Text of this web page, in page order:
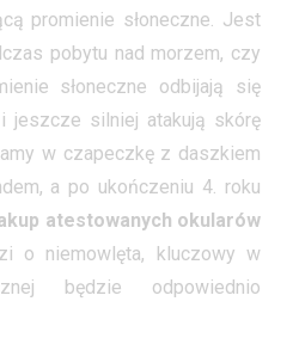
promienie słoneczne. Jest
pobytu nad morzem, czy
słoneczne odbijają się
jeszcze silniej atakują skórę
w czapeczkę z daszkiem
a po ukończeniu 4. roku
atestowanych okularów
o niemowlęta, kluczowy w
będzie odpowiednio